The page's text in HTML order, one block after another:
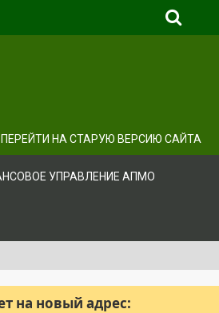
ПЕРЕЙТИ НА СТАРУЮ ВЕРСИЮ САЙТА
УПРАВЛЕНИЕ АПМО
на новый адрес: